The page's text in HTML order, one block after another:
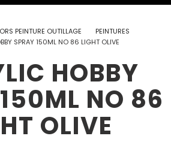
PEINTURE OUTILLAGE
PEINTURES
SPRAY 150ML NO 86 LIGHT OLIVE
HOBBY
NO 86
OLIVE